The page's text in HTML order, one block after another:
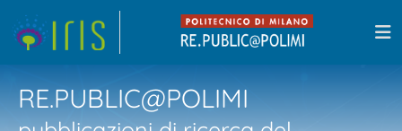
RE.PUBLIC@POLIMI